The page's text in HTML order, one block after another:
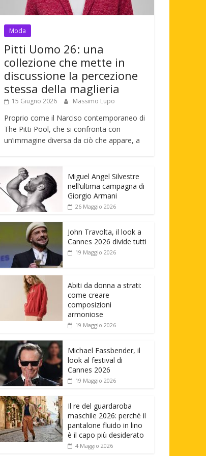
Moda
Pitti Uomo 26: una
collezione che mette in
discussione la percezione
stessa della maglieria
15 Giugno 2026 Massimo Lupo
Proprio come il Narciso contemporaneo di
The Pitti Pool, che si confronta con
un’immagine diversa da ciò che appare, a
Miguel Angel Silvestre
nell’ultima campagna di
Giorgio Armani
26 Maggio 2026
John Travolta, il look a
Cannes 2026 divide tutti
19 Maggio 2026
Abiti da donna a strati:
come creare
composizioni
armoniose
19 Maggio 2026
Michael Fassbender, il
look al festival di
Cannes 2026
19 Maggio 2026
Il re del guardaroba
maschile 2026: perché il
pantalone fluido in lino
è il capo più desiderato
4 Maggio 2026